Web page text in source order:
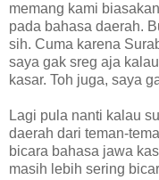
memang kami
pada bahasa daerah.
sih. Cuma karena
saya gak sreg aja
kasar. Toh juga, saya
Lagi pula nanti kalau
daerah dari teman-
bicara bahasa jawa
masih lebih sering